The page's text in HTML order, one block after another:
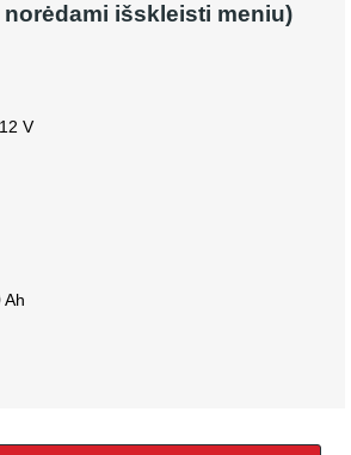
išskleisti meniu)
V
Ah